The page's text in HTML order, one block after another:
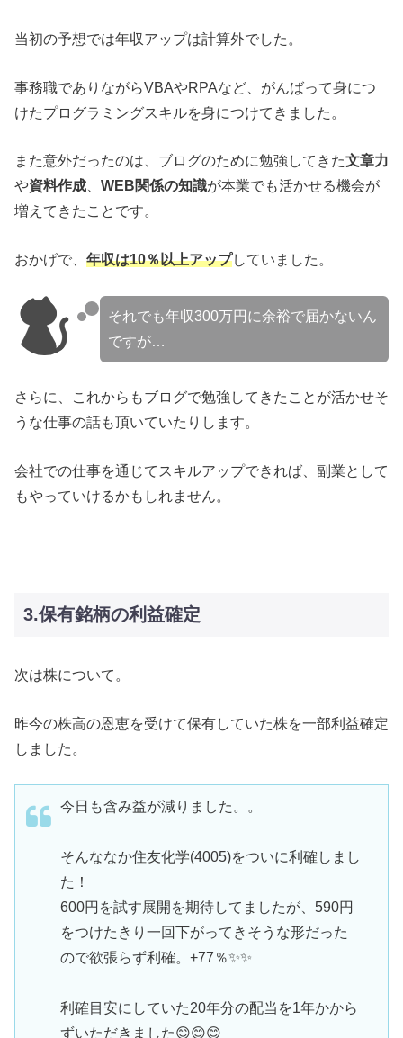
当初の予想では年収アップは計算外でした。
事務職でありながらVBAやRPAなど、がんばって身につ
けたプログラミングスキルを身につけてきました。
また意外だったのは、ブログのために勉強してきた文章力
や資料作成 WEB関係の知識が本業でも活かせる機会が
増えてきたことです。
おかげで、 年収は10％以上アップしていました。
それでも年収300万円に余裕で届かないん
ですが…
さらに、これからもブログで勉強してきたことが活かせそ
うな仕事の話も頂いていたりします。
会社での仕事を通じてスキルアップできれば、副業として
もやっていけるかもしれません。
3.保有銘柄の利益確定
次は株について。
昨今の株高の恩恵を受けて保有していた株を一部利益確定
しました。
今日も含み益が減りました。。
そんななか住友化学(4005)をついに利確しまし
た！
600円を試す展開を期待してましたが、590円
をつけたきり一回下がってきそうな形だった
ので欲張らず利確。+77％✨✨
利確目安にしていた20年分の配当を1年かから
ずいただきました😊😊😊